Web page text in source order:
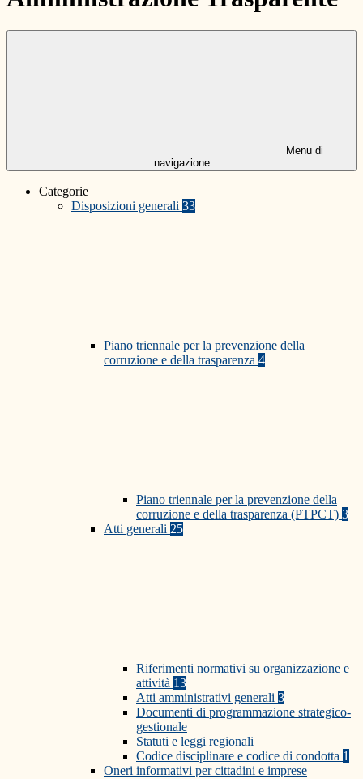
Menu di
navigazione
Categorie
Disposizioni generali 33
Piano triennale per la prevenzione della
corruzione e della trasparenza 4
Piano triennale per la prevenzione della
corruzione e della trasparenza (PTPCT) 3
Atti generali 25
Riferimenti normativi su organizzazione e
attività 13
Atti amministrativi generali 3
Documenti di programmazione strategico-
gestionale
Statuti e leggi regionali
Codice disciplinare e codice di condotta 1
Oneri informativi per cittadini e imprese